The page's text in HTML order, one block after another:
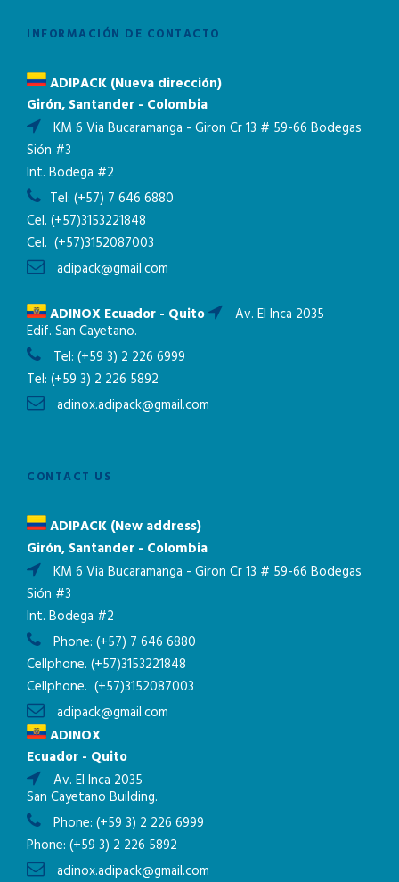
INFORMACIÓN DE CONTACTO
ADIPACK (Nueva dirección)
Girón, Santander - Colombia
KM 6 Via Bucaramanga - Giron Cr 13 # 59-66 Bodegas
Sión #3
Int. Bodega #2
Tel: (+57) 7 646 6880
Cel. (+57)3153221848
Cel. (+57)3152087003
adipack@gmail.com
ADINOX Ecuador - Quito Av. El Inca 2035
Edif. San Cayetano.
Tel: (+59 3) 2 226 6999
Tel: (+59 3) 2 226 5892
adinox.adipack@gmail.com
CONTACT US
ADIPACK (New address)
Girón, Santander - Colombia
KM 6 Via Bucaramanga - Giron Cr 13 # 59-66 Bodegas
Sión #3
Int. Bodega #2
Phone: (+57) 7 646 6880
Cellphone. (+57)3153221848
Cellphone. (+57)3152087003
adipack@gmail.com
ADINOX
Ecuador - Quito
Av. El Inca 2035
San Cayetano Building.
Phone: (+59 3) 2 226 6999
Phone: (+59 3) 2 226 5892
adinox.adipack@gmail.com